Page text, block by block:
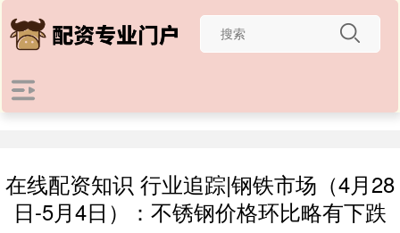
在线配资知识 行业追踪|钢铁市场（4月28
日-5月4日）：不锈钢价格环比略有下跌